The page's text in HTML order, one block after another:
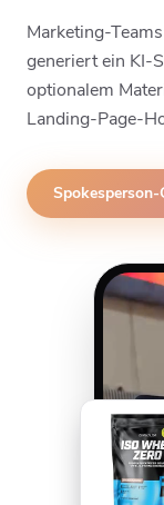
Marketing-
generiert ein KI-
optionalem
Landing-Page-